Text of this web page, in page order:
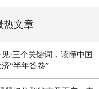
热文章
·三个关键词，读懂中国
“半年答卷”